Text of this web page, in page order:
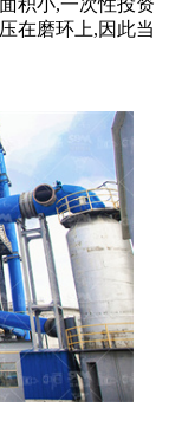
积小,一次性投资
在磨环上,因此当